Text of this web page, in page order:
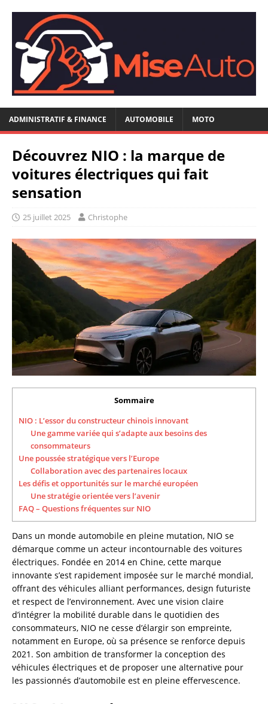
ADMINISTRATIF & FINANCE AUTOMOBILE MOTO
Découvrez NIO : la marque de
voitures électriques qui fait
sensation
25 juillet 2025 Christophe
Sommaire
NIO : L’essor du constructeur chinois innovant
Une gamme variée qui s’adapte aux besoins des
consommateurs
Une poussée stratégique vers l’Europe
Collaboration avec des partenaires locaux
Les défis et opportunités sur le marché européen
Une stratégie orientée vers l’avenir
FAQ – Questions fréquentes sur NIO
Dans un monde automobile en pleine mutation, NIO se
démarque comme un acteur incontournable des voitures
électriques. Fondée en 2014 en Chine, cette marque
innovante s’est rapidement imposée sur le marché mondial,
offrant des véhicules alliant performances, design futuriste
et respect de l’environnement. Avec une vision claire
d’intégrer la mobilité durable dans le quotidien des
consommateurs, NIO ne cesse d’élargir son empreinte,
notamment en Europe, où sa présence se renforce depuis
2021. Son ambition de transformer la conception des
véhicules électriques et de proposer une alternative pour
les passionnés d’automobile est en pleine effervescence.